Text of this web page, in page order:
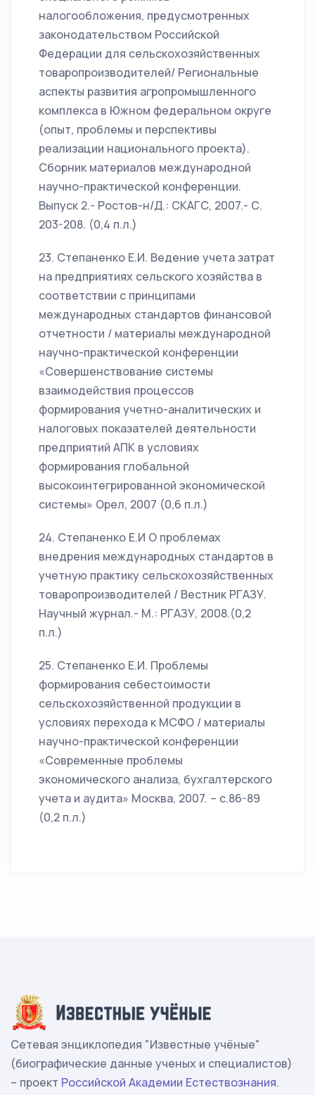
налогообложения, предусмотренных
законодательством Российской
Федерации для сельскохозяйственных
товаропроизводителей/ Региональные
аспекты развития агропромышленного
комплекса в Южном федеральном округе
(опыт, проблемы и перспективы
реализации национального проекта).
Сборник материалов международной
научно-практической конференции.
Выпуск 2.- Ростов-н/Д.: СКАГС, 2007.- С.
203-208. (0,4 п.л.)
23. Степаненко Е.И. Ведение учета затрат
на предприятиях сельского хозяйства в
соответствии с принципами
международных стандартов финансовой
отчетности / материалы международной
научно-практической конференции
«Совершенствование системы
взаимодействия процессов
формирования учетно-аналитических и
налоговых показателей деятельности
предприятий АПК в условиях
формирования глобальной
высокоинтегрированной экономической
системы» Орел, 2007 (0,6 п.л.)
24. Степаненко Е.И О проблемах
внедрения международных стандартов в
учетную практику сельскохозяйственных
товаропроизводителей / Вестник РГАЗУ.
Научный журнал.- М.: РГАЗУ, 2008.(0,2
п.л.)
25. Степаненко Е.И. Проблемы
формирования себестоимости
сельскохозяйственной продукции в
условиях перехода к МСФО / материалы
научно-практической конференции
«Современные проблемы
экономического анализа, бухгалтерского
учета и аудита» Москва, 2007. – с.86-89
(0,2 п.л.)
Сетевая энциклопедия "Известные учёные"
(биографические данные ученых и специалистов)
– проект Российской Академии Естествознания.